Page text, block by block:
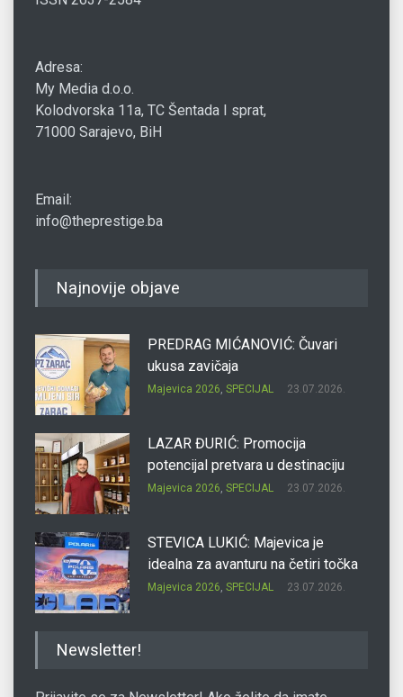
Adresa:
My Media d.o.o.
Kolodvorska 11a, TC Šentada I sprat,
71000 Sarajevo, BiH
Email:
info@theprestige.ba
Najnovije objave
PREDRAG MIĆANOVIĆ: Čuvari
ukusa zavičaja
Majevica 2026, SPECIJAL 23.07.2026.
LAZAR ĐURIĆ: Promocija
potencijal pretvara u destinaciju
Majevica 2026, SPECIJAL 23.07.2026.
STEVICA LUKIĆ: Majevica je
idealna za avanturu na četiri točka
Majevica 2026, SPECIJAL 23.07.2026.
Newsletter!